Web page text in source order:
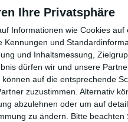
Ihre Privatsphäre
Informationen wie Cookies auf
und
und Inhaltsmessung,
dürfen wir und unsere
auf die entsprechende
zuzustimmen. Alternativ
abzulehnen oder um auf
zu ändern.
Bitte beachten
Debüt war.
mehrere parallel
seiner alternativen
einigermaßen klar zu
geht. Tatsächlich kann
der Film zweifelsfrei in
das Land eine größere
Schule verwirrend, die